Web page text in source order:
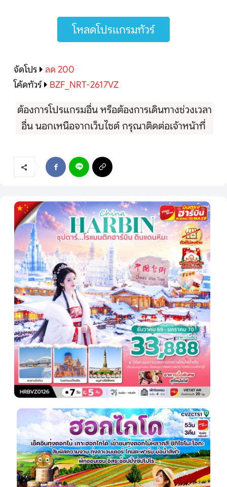
โหลดโปรแกรมทัวร์
จัดโปร
ลด 200
โค้ดทัวร์
BZF_NRT-2617VZ
ต้องการโปรแกรมอื่น หรือต้องการเดินทางช่วงเวลา
อื่น นอกเหนือจากเว็บไซต์ กรุณาติดต่อเจ้าหน้าที่